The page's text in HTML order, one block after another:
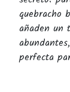
quebracho
añaden un
perfecta